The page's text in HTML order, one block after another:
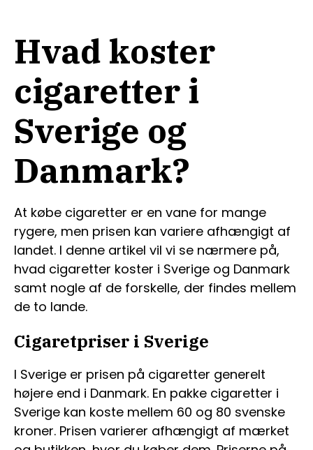
Hvad koster
cigaretter i
Sverige og
Danmark?
At købe cigaretter er en vane for mange
rygere, men prisen kan variere afhængigt af
landet. I denne artikel vil vi se nærmere på,
hvad cigaretter koster i Sverige og Danmark
samt nogle af de forskelle, der findes mellem
de to lande.
Cigaretpriser i Sverige
I Sverige er prisen på cigaretter generelt
højere end i Danmark. En pakke cigaretter i
Sverige kan koste mellem 60 og 80 svenske
kroner. Prisen varierer afhængigt af mærket